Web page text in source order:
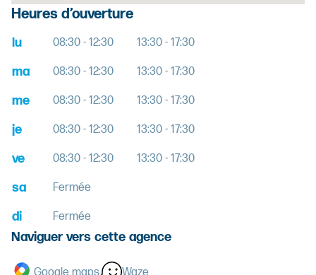
Heures d’ouverture
lu 08:30 - 12:30 13:30 - 17:30
ma 08:30 - 12:30 13:30 - 17:30
me 08:30 - 12:30 13:30 - 17:30
je 08:30 - 12:30 13:30 - 17:30
ve 08:30 - 12:30 13:30 - 17:30
sa Fermée
di Fermée
Naviguer vers cette agence